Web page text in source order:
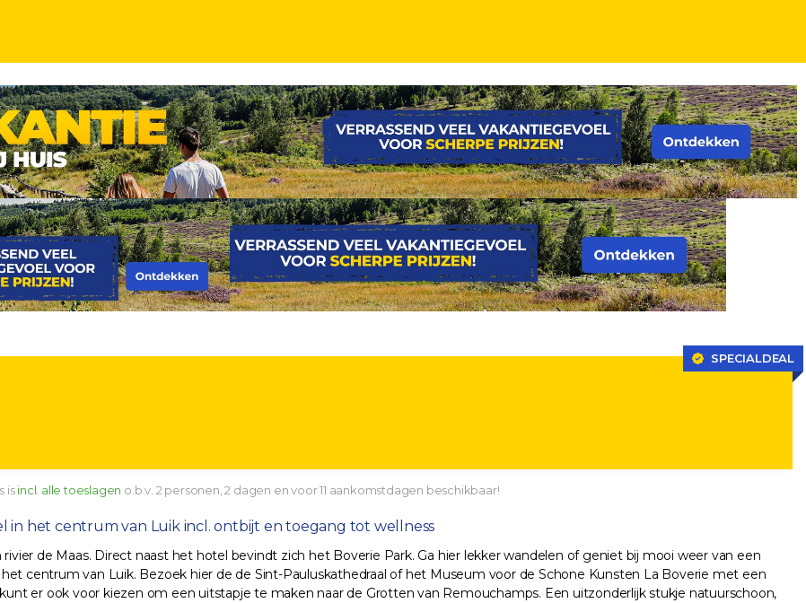
centrum van Luik incl. ontbijt
SPECIALDEAL
isincl. alle toeslagen o.b.v. 2 personen, 2 dagen en voor 11 aankomstdagen beschikbaar!
in het centrum van Luik incl. ontbijt en toegang tot wellness
de Maas. Direct naast het hotel bevindt zich het Boverie Park. Ga hier lekker wandelen of geniet bij mooi weer van een
centrum van Luik. Bezoek hier de de Sint-Pauluskathedraal of het Museum voor de Schone Kunsten La Boverie met een
er ook voor kiezen om een uitstapje te maken naar de Grotten van Remouchamps. Een uitzonderlijk stukje natuurschoon,